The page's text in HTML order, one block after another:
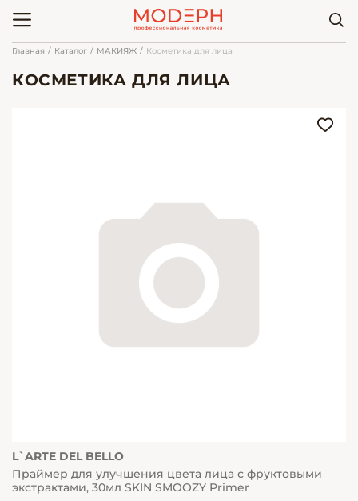
Главная Каталог МАКИЯЖ Косметика для лица
КОСМЕТИКА ДЛЯ ЛИЦА
L`ARTE DEL BELLO
Праймер для улучшения цвета лица с фруктовыми
экстрактами, 30мл SKIN SMOOZY Primer